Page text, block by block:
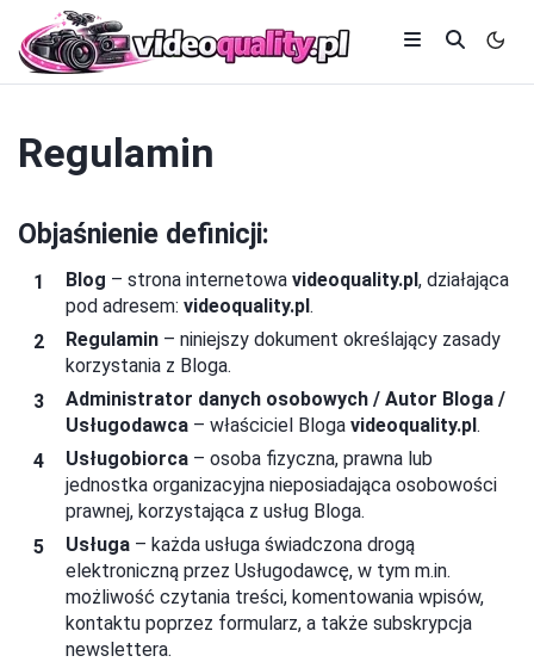
Regulamin
Objaśnienie definicji:
Blog – strona internetowa videoquality.pl, działająca
pod adresem: videoquality.pl.
Regulamin – niniejszy dokument określający zasady
korzystania z Bloga.
Administrator danych osobowych / Autor Bloga /
Usługodawca – właściciel Bloga videoquality.pl.
Usługobiorca – osoba fizyczna, prawna lub
jednostka organizacyjna nieposiadająca osobowości
prawnej, korzystająca z usług Bloga.
Usługa – każda usługa świadczona drogą
elektroniczną przez Usługodawcę, w tym m.in.
możliwość czytania treści, komentowania wpisów,
kontaktu poprzez formularz, a także subskrypcja
newslettera.